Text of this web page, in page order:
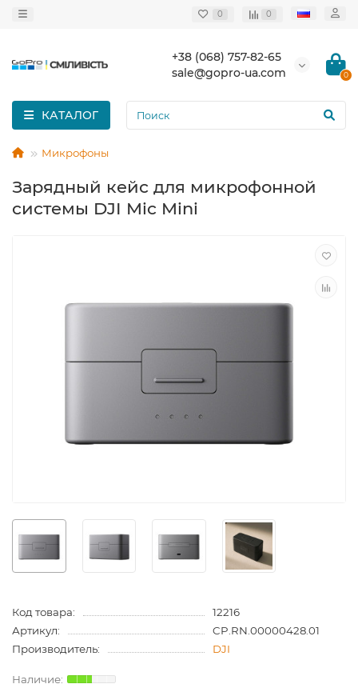
0 0
+38 (068) 757-82-65
sale@gopro-ua.com
0
КАТАЛОГ
Микрофоны
Зарядный кейс для микрофонной
системы DJI Mic Mini
Код товара:
12216
Артикул:
CP.RN.00000428.01
Производитель:
DJI